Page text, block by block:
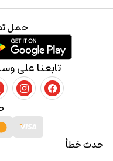
حدث خطأ
تابعنا على
حمل